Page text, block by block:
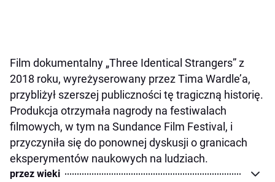
Film dokumentalny „Three Identical Strangers” z
2018 roku, wyreżyserowany przez Tima Wardle’a,
przybliżył szerszej publiczności tę tragiczną historię.
Produkcja otrzymała nagrody na festiwalach
filmowych, w tym na Sundance Film Festival, i
przyczyniła się do ponownej dyskusji o granicach
eksperymentów naukowych na ludziach.
przez wieki